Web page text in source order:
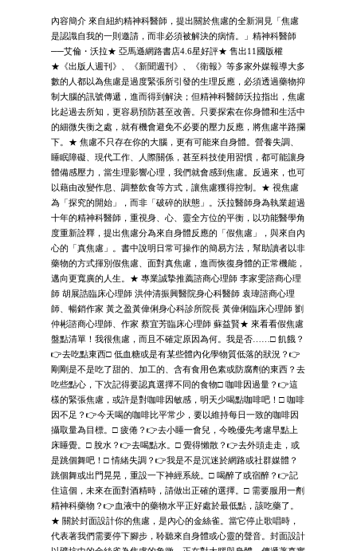
內容簡介 來自紐約精神科醫師，提出關於焦慮的全新洞見「焦慮
是認識自我的一則邀請，而非必須被解決的病情。」精神科醫師
──艾倫・沃拉★ 亞馬遜網路書店4.6星好評★ 售出11國版權
★《出版人週刊》、《新聞週刊》、《衛報》等多家外媒報導大多
數的人都以為焦慮是過度緊張所引發的生理反應，必須透過藥物抑
制大腦的訊號傳遞，進而得到解決；但精神科醫師沃拉指出，焦慮
比起過去所知，更容易預防甚至改善。只要探索在你身體和生活中
的細微失衡之處，就有機會避免不必要的壓力反應，將焦慮半路攔
下。★ 焦慮不只存在你的大腦，更有可能來自身體。營養失調、
睡眠障礙、現代工作、人際關係，甚至科技使用習慣，都可能讓身
體備感壓力，當生理影響心理，我們就會感到焦慮。反過來，也可
以藉由改變作息、調整飲食等方式，讓焦慮獲得控制。★ 視焦慮
為「探究的開始」，而非「破碎的狀態」。沃拉醫師身為執業超過
十年的精神科醫師，重視身、心、靈全方位的平衡，以功能醫學角
度重新詮釋，提出焦慮分為來自身體反應的「假焦慮」，與來自內
心的「真焦慮」。書中說明日常可操作的簡易方法，幫助讀者以非
藥物的方式揮別假焦慮、面對真焦慮，進而恢復身體的正常機能，
邁向更寬廣的人生。★ 專業誠摯推薦諮商心理師 李家雯諮商心理
師 胡展誥臨床心理師 洪仲清振興醫院身心科醫師 袁瑋諮商心理
師、暢銷作家 黃之盈黃偉俐身心科診所院長 黃偉俐臨床心理師 劉
仲彬諮商心理師、作家 蔡宜芳臨床心理師 蘇益賢★ 來看看假焦慮
盤點清單！我很焦慮，而且不確定原因為何。我是否……□ 飢餓？
👉去吃點東西□ 低血糖或是有某些體內化學物質低落的狀況？👉
剛剛是不是吃了甜的、加工的、含有食用色素或防腐劑的東西？去
吃些點心，下次記得要認真選擇不同的食物□ 咖啡因過量？👉這
樣的緊張焦慮，或許是對咖啡因敏感，明天少喝點咖啡吧！□ 咖啡
因不足？👉今天喝的咖啡比平常少，要以維持每日一致的咖啡因
攝取量為目標。□ 疲倦？👉去小睡一會兒，今晚優先考慮早點上
床睡覺。□ 脫水？👉去喝點水。□ 覺得懶散？👉去外頭走走，或
是跳個舞吧！□ 情緒失調？👉我是不是沉迷於網路或社群媒體？
跳個舞或出門晃晃，重設一下神經系統。□ 喝醉了或宿醉？👉記
住這個，未來在面對酒精時，請做出正確的選擇。□ 需要服用一劑
精神科藥物？👉血液中的藥物水平正好處於最低點，該吃藥了。
★ 關於封面設計你的焦慮，是內心的金絲雀。當它停止歌唱時，
代表著我們需要停下腳步，聆聽來自身體或心靈的聲音。封面設計